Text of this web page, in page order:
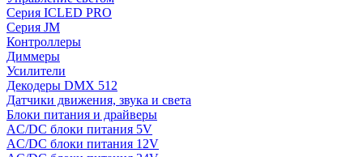
Серия ICLED PRO
Серия JM
Контроллеры
Диммеры
Усилители
Декодеры DMX 512
Датчики движения, звука и света
Блоки питания и драйверы
AC/DC блоки питания 5V
AC/DC блоки питания 12V